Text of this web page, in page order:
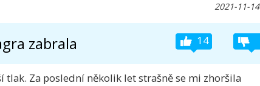
2021-11-14
zabrala 14
tlak. Za poslední několik let strašně se mi zhoršila